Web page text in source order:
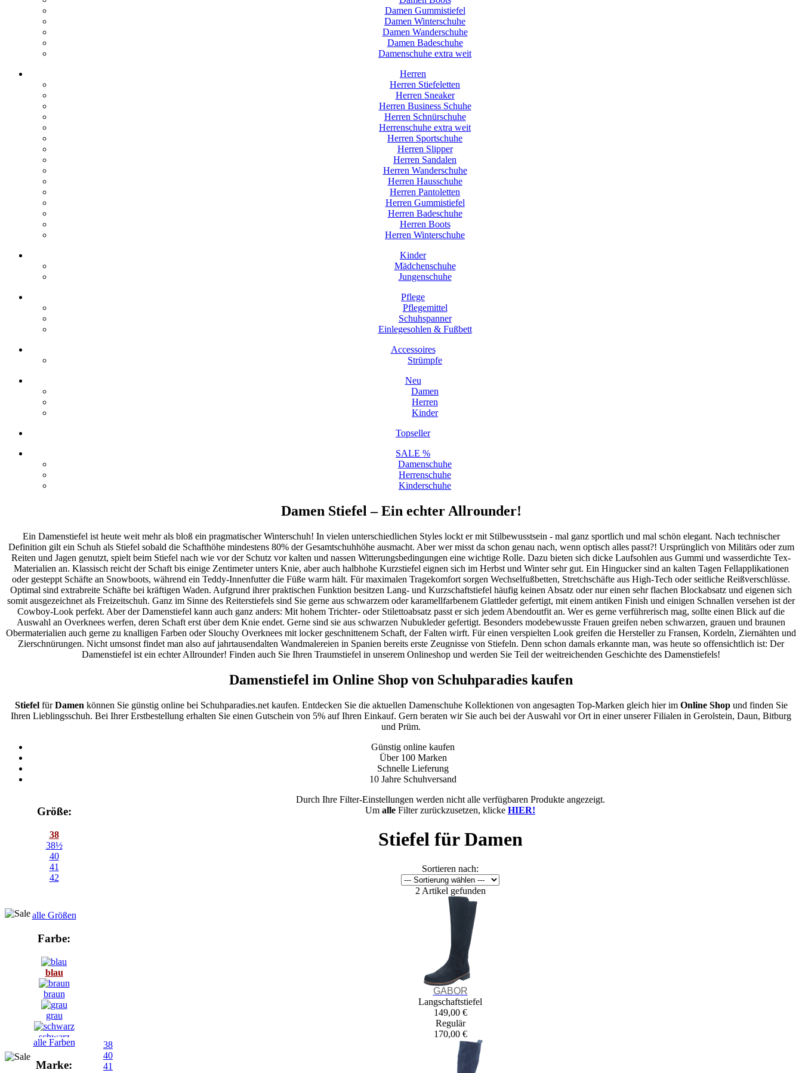
Damen Gummistiefel
Damen Winterschuhe
Damen Wanderschuhe
Damen Badeschuhe
Damenschuhe extra weit
Herren
Herren Stiefeletten
Herren Sneaker
Herren Business Schuhe
Herren Schnürschuhe
Herrenschuhe extra weit
Herren Sportschuhe
Herren Slipper
Herren Sandalen
Herren Wanderschuhe
Herren Hausschuhe
Herren Pantoletten
Herren Gummistiefel
Herren Badeschuhe
Herren Boots
Herren Winterschuhe
Kinder
Mädchenschuhe
Jungenschuhe
Pflege
Pflegemittel
Schuhspanner
Einlegesohlen & Fußbett
Accessoires
Strümpfe
Neu
Damen
Herren
Kinder
Topseller
SALE %
Damenschuhe
Herrenschuhe
Kinderschuhe
Damen Stiefel – Ein echter Allrounder!
Ein Damenstiefel ist heute weit mehr als bloß ein pragmatischer Winterschuh! In vielen unterschiedlichen Styles lockt er mit Stilbewusstsein - mal ganz sportlich und mal schön elegant. Nach technischer
Definition gilt ein Schuh als Stiefel sobald die Schafthöhe mindestens 80% der Gesamtschuhhöhe ausmacht. Aber wer misst da schon genau nach, wenn optisch alles passt?! Ursprünglich von Militärs oder zum
Reiten und Jagen genutzt, spielt beim Stiefel nach wie vor der Schutz vor kalten und nassen Witterungsbedingungen eine wichtige Rolle. Dazu bieten sich dicke Laufsohlen aus Gummi und wasserdichte Tex-
Materialien an. Klassisch reicht der Schaft bis einige Zentimeter unters Knie, aber auch halbhohe Kurzstiefel eignen sich im Herbst und Winter sehr gut. Ein Hingucker sind an kalten Tagen Fellapplikationen
oder gesteppt Schäfte an Snowboots, während ein Teddy-Innenfutter die Füße warm hält. Für maximalen Tragekomfort sorgen Wechselfußbetten, Stretchschäfte aus High-Tech oder seitliche Reißverschlüsse.
Optimal sind extrabreite Schäfte bei kräftigen Waden. Aufgrund ihrer praktischen Funktion besitzen Lang- und Kurzschaftstiefel häufig keinen Absatz oder nur einen sehr flachen Blockabsatz und eigenen sich
somit ausgezeichnet als Freizeitschuh. Ganz im Sinne des Reiterstiefels sind Sie gerne aus schwarzem oder karamellfarbenem Glattleder gefertigt, mit einem antiken Finish und einigen Schnallen versehen ist der
Cowboy-Look perfekt. Aber der Damenstiefel kann auch ganz anders: Mit hohem Trichter- oder Stilettoabsatz passt er sich jedem Abendoutfit an. Wer es gerne verführerisch mag, sollte einen Blick auf die
Auswahl an Overknees werfen, deren Schaft erst über dem Knie endet. Gerne sind sie aus schwarzen Nubukleder gefertigt. Besonders modebewusste Frauen greifen neben schwarzen, grauen und braunen
Obermaterialien auch gerne zu knalligen Farben oder Slouchy Overknees mit locker geschnittenem Schaft, der Falten wirft. Für einen verspielten Look greifen die Hersteller zu Fransen, Kordeln, Ziernähten und
Zierschnürungen. Nicht umsonst findet man also auf jahrtausendalten Wandmalereien in Spanien bereits erste Zeugnisse von Stiefeln. Denn schon damals erkannte man, was heute so offensichtlich ist: Der
Damenstiefel ist ein echter Allrounder! Finden auch Sie Ihren Traumstiefel in unserem Onlineshop und werden Sie Teil der weitreichenden Geschichte des Damenstiefels!
Damenstiefel im Online Shop von Schuhparadies kaufen
StiefelfürDamen können Sie günstig online bei Schuhparadies.net kaufen. Entdecken Sie die aktuellen Damenschuhe Kollektionen von angesagten Top-Marken gleich hier im Online Shopund finden Sie
Ihren Lieblingsschuh. Bei Ihrer Erstbestellung erhalten Sie einen Gutschein von 5% auf Ihren Einkauf. Gern beraten wir Sie auch bei der Auswahl vor Ort in einer unserer Filialen in Gerolstein, Daun, Bitburg
und Prüm.
Günstig online kaufen
Über 100 Marken
Schnelle Lieferung
10 Jahre Schuhversand
Größe:
38
38½
40
41
42
alle Größen
Farbe:
blau
braun
grau
schwarz
alle Farben
Marke:
Durch Ihre Filter-Einstellungen werden nicht alle verfügbaren Produkte angezeigt.
Um alle Filter zurückzusetzen, klicke HIER!
Stiefel für Damen
Sortieren nach:
2 Artikel gefunden
GABOR
Langschaftstiefel
149,00 €
Regulär
170,00 €
38
40
41